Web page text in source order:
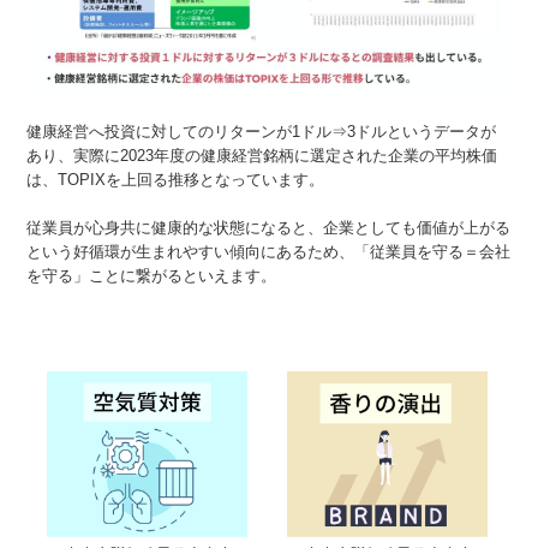
健康経営へ投資に対してのリターンが1ドル⇒3ドルというデータが
あり、実際に2023年度の健康経営銘柄に選定された企業の平均株価
は、TOPIXを上回る推移となっています。
従業員が心身共に健康的な状態になると、企業としても価値が上がる
という好循環が生まれやすい傾向にあるため、「従業員を守る＝会社
を守る」ことに繋がるといえます。